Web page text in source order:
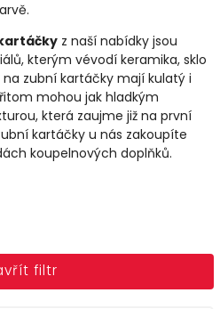
z naší nabídky jsou
kterým vévodí keramika, sklo
zubní kartáčky mají kulatý i
mohou jak hladkým
která zaujme již na první
kartáčky u nás zakoupíte
koupelnových doplňků.
filtr